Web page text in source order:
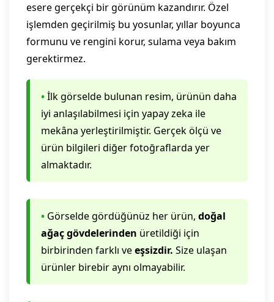
esere gerçekçi bir görünüm kazandırır. Özel
işlemden geçirilmiş bu yosunlar, yıllar boyunca
formunu ve rengini korur, sulama veya bakım
gerektirmez.
•İlk görselde bulunan resim, ürünün daha
iyi anlaşılabilmesi için yapay zeka ile
mekâna yerleştirilmiştir. Gerçek ölçü ve
ürün bilgileri diğer fotoğraflarda yer
almaktadır.
• Görselde gördüğünüz her ürün, doğal
ağaç gövdelerinden üretildiği için
birbirinden farklı veeşsizdir. Size ulaşan
ürünler birebir aynı olmayabilir.